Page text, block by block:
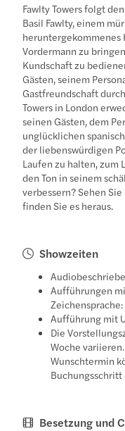
Fawlty Towers folgt
Basil Fawlty, einem
heruntergekommenes
Vordermann zu
Kundschaft zu
Gästen, seinem
Gastfreundschaft
Towers in London
seinen Gästen, dem
unglücklichen
der liebenswürdigen
Laufen zu halten, zum
den Ton in seinem
verbessern? Sehen
finden Sie es heraus.
Showzeiten
Aufführungen
Aufführung mit
Die
Woche
Wunschtermin
Buchungsschritt
Besetzung und